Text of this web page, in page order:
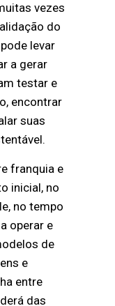
vezes
do
levar
a gerar
testar e
encontrar
suas
franquia e
inicial, no
no tempo
operar e
de
e
entre
das